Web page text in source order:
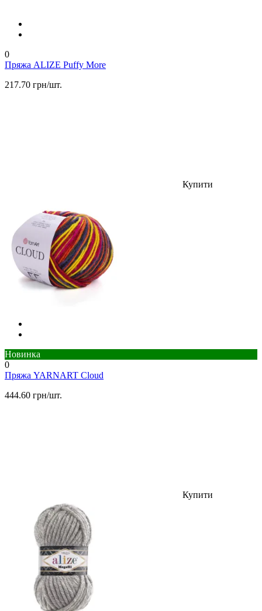
0
Пряжа ALIZE Puffy More
217.70 грн/шт.
Купити
Новинка
0
Пряжа YARNART Cloud
444.60 грн/шт.
Купити